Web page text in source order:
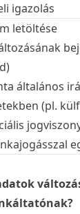
igazolás
letöltése
általános
(pl.